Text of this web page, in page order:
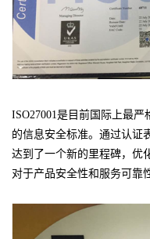
ISO27001是目前国际上最
的信息安全标准。通过认证
达到了一个新的里程碑，优
对于产品安全性和服务可靠